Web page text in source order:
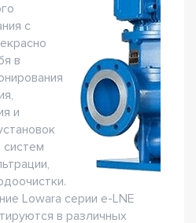
с
в
и
Lowara серии e-LNE
в различных